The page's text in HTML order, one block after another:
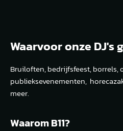
Waarvoor onze DJ's
Bruiloften, bedrijfsfeest, borrels,
publieksevenementen,
meer.
Waarom B11?